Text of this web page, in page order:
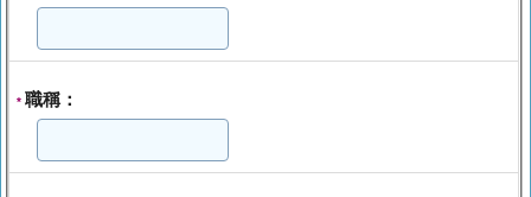
* 職稱：